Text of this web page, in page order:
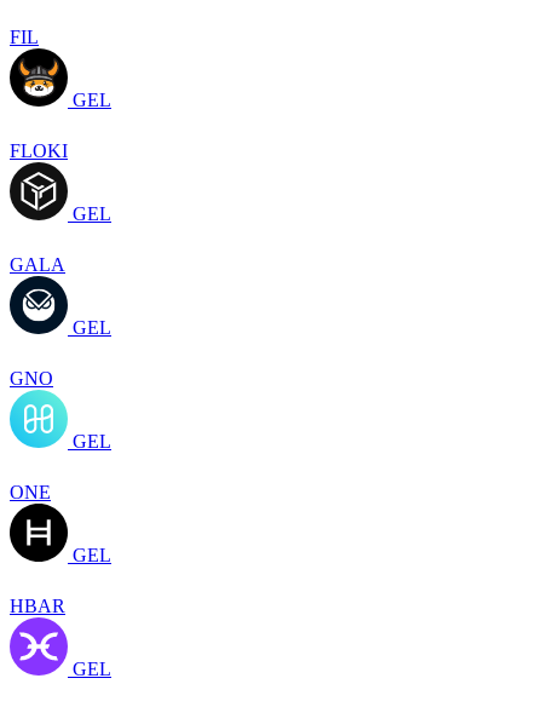
FIL
GEL
FLOKI
GEL
GALA
GEL
GNO
GEL
ONE
GEL
HBAR
GEL